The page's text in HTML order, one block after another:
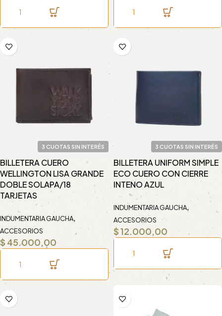
3 CUOTAS SIN INTERÉS
BILLETERA CUERO
WELLINGTON LISA GRANDE
DOBLE SOLAPA/18
TARJETAS
INDUMENTARIA GAUCHA,
ACCESORIOS
$ 45.000,00
3 CUOTAS SIN INTERÉS
BILLETERA UNIFORM SIMPLE
ECO CUERO CON CIERRE
INTENO AZUL
INDUMENTARIA GAUCHA,
ACCESORIOS
$12.000,00